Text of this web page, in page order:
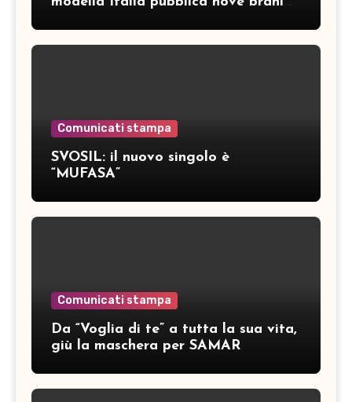
Comunicati stampa
SVOSIL: il nuovo singolo è
“MUFASA”
Comunicati stampa
Da “Voglia di te” a tutta la sua vita,
giù la maschera per SAMAR